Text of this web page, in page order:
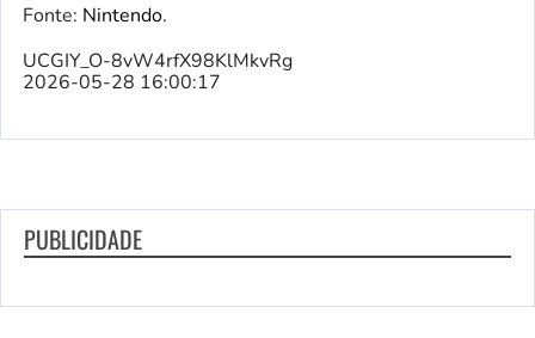
Fonte: Nintendo.
UCGIY_O-8vW4rfX98KlMkvRg
2026-05-28 16:00:17
PUBLICIDADE